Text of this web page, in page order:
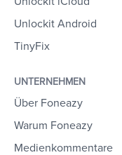
Unlockit Android
TinyFix
UNTERNEHMEN
Über Foneazy
Warum Foneazy
Medienkommentare